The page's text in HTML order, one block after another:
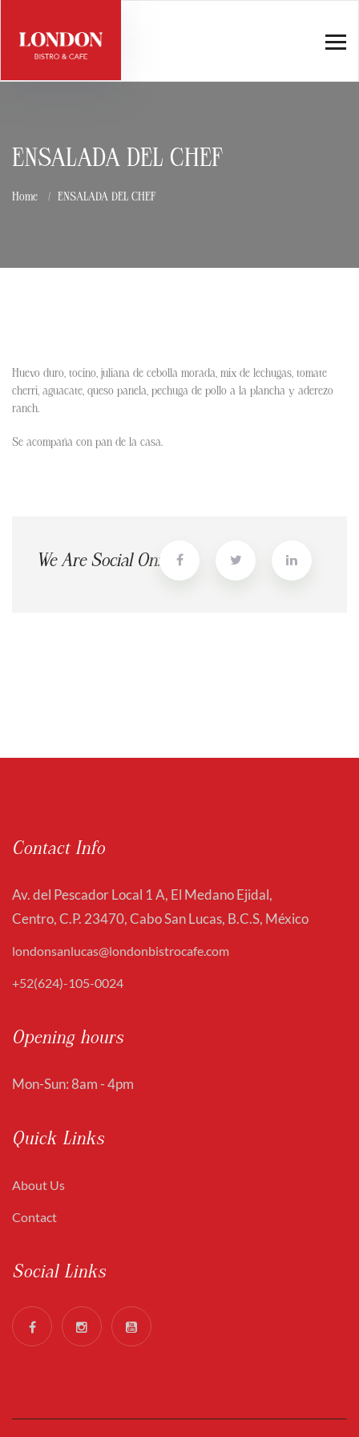
ENSALADA DEL CHEF
Home ENSALADA DEL CHEF
Huevo duro, tocino, juliana de cebolla morada, mix de lechugas, tomate
cherri, aguacate, queso panela, pechuga de pollo a la plancha y aderezo
ranch.
Se acompaña con pan de la casa.
We Are Social On:
Contact Info
Av. del Pescador Local 1 A, El Medano Ejidal,
Centro, C.P. 23470, Cabo San Lucas, B.C.S, México
londonsanlucas@londonbistrocafe.com
+52(624)-105-0024
Opening hours
Mon-Sun: 8am - 4pm
Quick Links
About Us
Contact
Social Links